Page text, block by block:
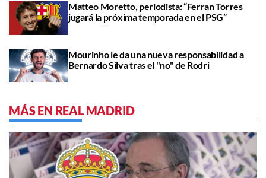
Matteo Moretto, periodista: “Ferran Torres
jugará la próxima temporada en el PSG”
Mourinho le da una nueva responsabilidad a
Bernardo Silva tras el "no" de Rodri
MÁS EN REAL MADRID